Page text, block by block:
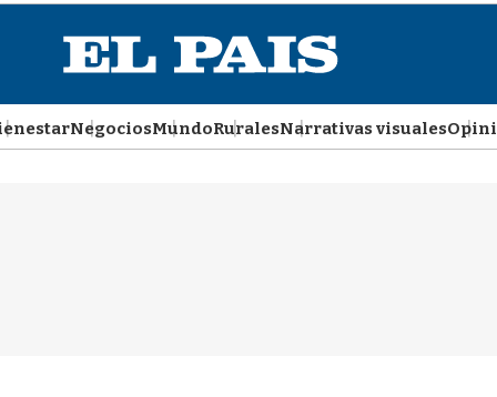
NegociosMundoRuralesNarrativas visuales